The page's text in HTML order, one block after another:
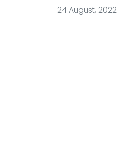
24 August, 2022